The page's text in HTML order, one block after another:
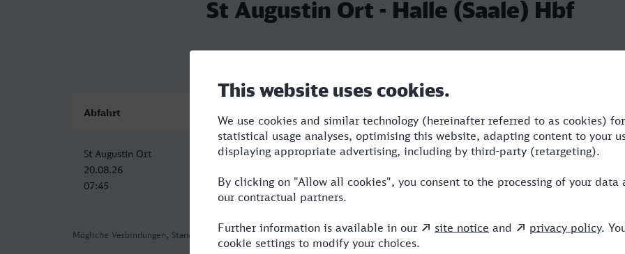
St Augustin Ort - Halle (Saale) Hbf
Mögliche Verbindungen, Stand: 2026-08-06 04:51
Abfahrt
St Augustin Ort
20.08.26
07:45
Halle (Saale) Hbf
11:41
3:56 2 STR,ICE